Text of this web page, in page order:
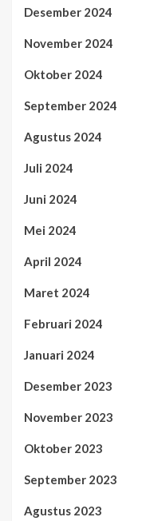
Desember 2024
November 2024
Oktober 2024
September 2024
Agustus 2024
Juli 2024
Juni 2024
Mei 2024
April 2024
Maret 2024
Februari 2024
Januari 2024
Desember 2023
November 2023
Oktober 2023
September 2023
Agustus 2023